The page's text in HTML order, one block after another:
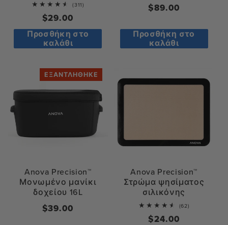
(311)
Κανονική
τιμή
$29.00
Προσθήκη στο
καλάθι
Κανονική
$89.00
Προσθήκη στο
καλάθι
ΕΞΑΝΤΛΉΘΗΚΕ
Anova Precision™
Μονωμένο μανίκι
δοχείου 16L
Κανονική
$39.00
Anova Precision™
Στρώμα ψησίματος
σιλικόνης
(62)
Κανονική
$24.00